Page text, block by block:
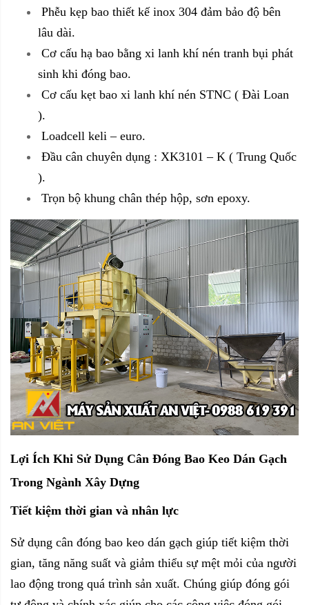
Phễu kẹp bao thiết kế inox 304 đảm bảo độ bên
lâu dài.
Cơ cấu hạ bao bằng xi lanh khí nén tranh bụi phát
sinh khi đóng bao.
Cơ cấu kẹt bao xi lanh khí nén STNC ( Đài Loan
).
Loadcell keli – euro.
Đầu cân chuyên dụng : XK3101 – K ( Trung Quốc
).
Trọn bộ khung chân thép hộp, sơn epoxy.
Lợi Ích Khi Sử Dụng Cân Đóng Bao Keo Dán Gạch
Trong Ngành Xây Dựng
Tiết kiệm thời gian và nhân lực
Sử dụng cân đóng bao keo dán gạch giúp tiết kiệm thời
gian, tăng năng suất và giảm thiểu sự mệt mỏi của người
lao động trong quá trình sản xuất. Chúng giúp đóng gói